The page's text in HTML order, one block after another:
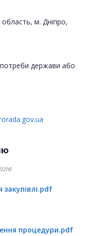
область, м. Дніпро,
держави або
процедури.pdf